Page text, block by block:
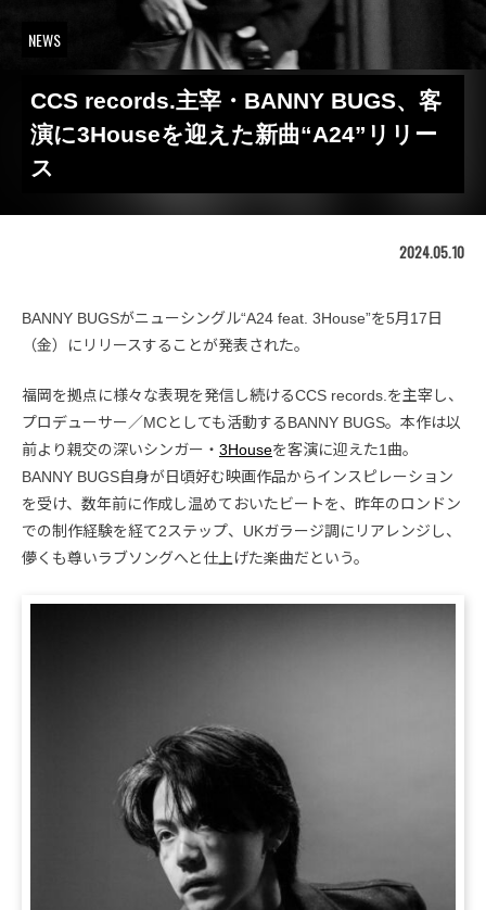
NEWS
CCS records.主宰・BANNY BUGS、客
演に3Houseを迎えた新曲“A24”リリー
ス
2024.05.10
BANNY BUGSがニューシングル“A24 feat. 3House”を5月17日
（金）にリリースすることが発表された。
福岡を拠点に様々な表現を発信し続けるCCS records.を主宰し、
プロデューサー／MCとしても活動するBANNY BUGS。本作は以
前より親交の深いシンガー・ 3Houseを客演に迎えた1曲。
BANNY BUGS自身が日頃好む映画作品からインスピレーション
を受け、数年前に作成し温めておいたビートを、昨年のロンドン
での制作経験を経て2ステップ、UKガラージ調にリアレンジし、
儚くも尊いラブソングへと仕上げた楽曲だという。